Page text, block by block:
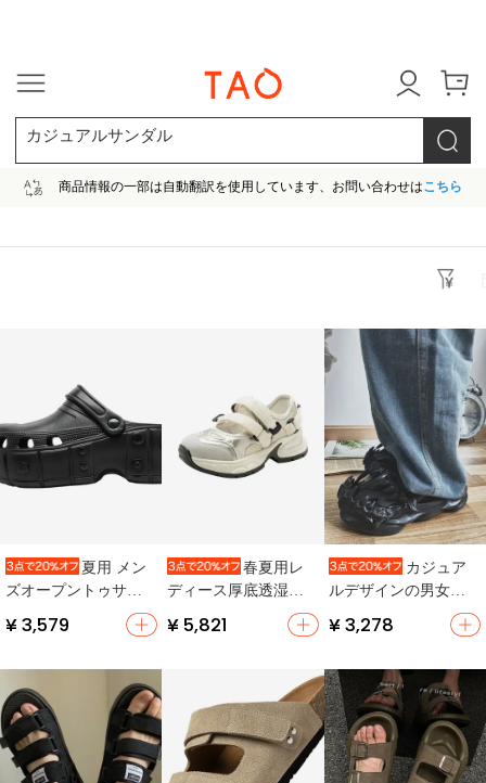
カジュアルサンダル
商品情報の一部は自動翻訳を使用しています、お問い合わせはこちら
夏用 メン
ズオープントゥサン
性・カジュアル・ア
向け】（セットアッ
プ対応）
¥ 3,579
春夏用レ
ディース厚底透湿ス
ポーツサンダル【包
頭・通気性・アウト
¥ 5,821
カジュア
ルデザインの男女兼
用厚底サンダル【防
滑・通気性・ビーチ
¥ 3,278